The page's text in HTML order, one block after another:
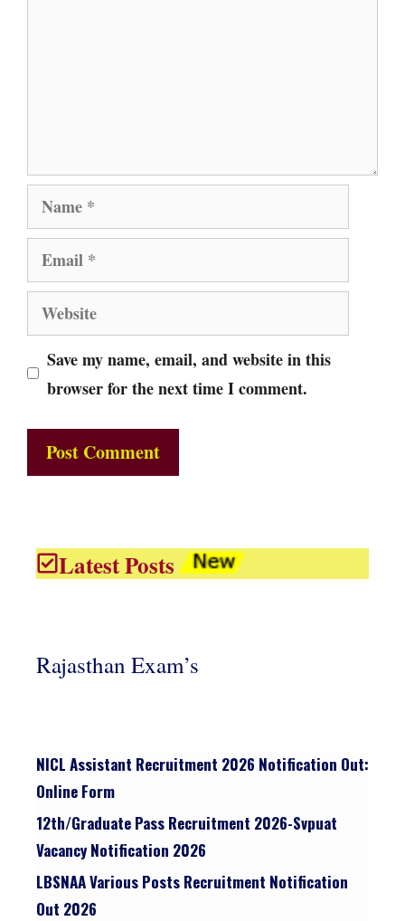
Name
Email
Website
Save my name, email, and website in this
browser for the next time I comment.
Latest Posts
Rajasthan Exam’s
NICL Assistant Recruitment 2026 Notification Out:
Online Form
12th/graduate Pass Recruitment 2026-Svpuat
Vacancy Notification 2026
LBSNAA Various Posts Recruitment Notification
Out 2026